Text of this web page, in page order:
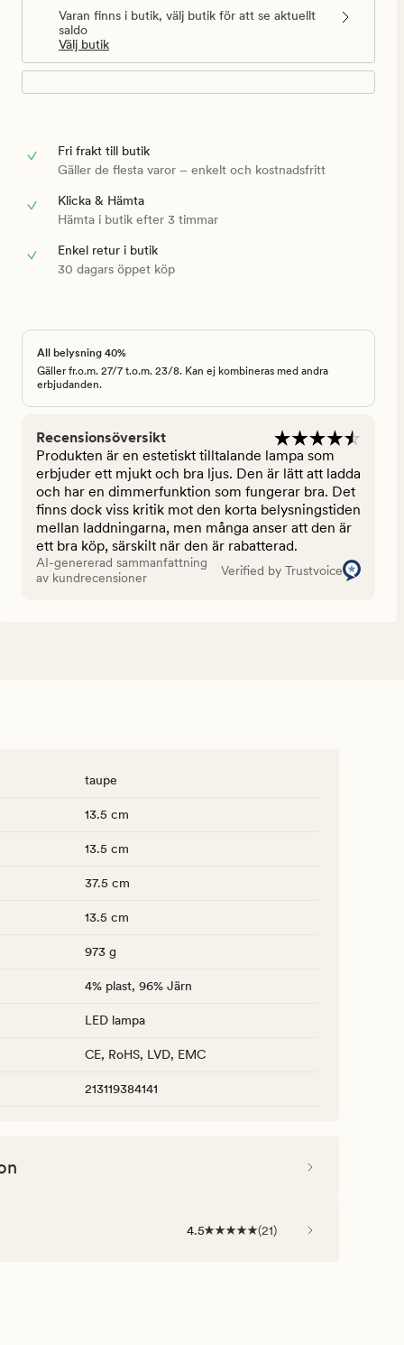
Varan finns i butik, välj butik för att se aktuellt
saldo
Välj butik
Fri frakt till butik
Gäller de flesta varor – enkelt och kostnadsfritt
Klicka & Hämta
Hämta i butik efter 3 timmar
Enkel retur i butik
30 dagars öppet köp
All belysning 40%
Gäller fr.o.m. 27/7 t.o.m. 23/8. Kan ej kombineras med andra
erbjudanden.
Recensionsöversikt
Produkten är en estetiskt tilltalande lampa som
erbjuder ett mjukt och bra ljus. Den är lätt att ladda
och har en dimmerfunktion som fungerar bra. Det
finns dock viss kritik mot den korta belysningstiden
mellan laddningarna, men många anser att den är
ett bra köp, särskilt när den är rabatterad.
AI-genererad sammanfattning
av kundrecensioner
Verified by Trustvoice
taupe
13.5 cm
13.5 cm
37.5 cm
13.5 cm
973 g
4% plast, 96% Järn
LED lampa
CE, RoHS, LVD, EMC
213119384141
4.5 (21)